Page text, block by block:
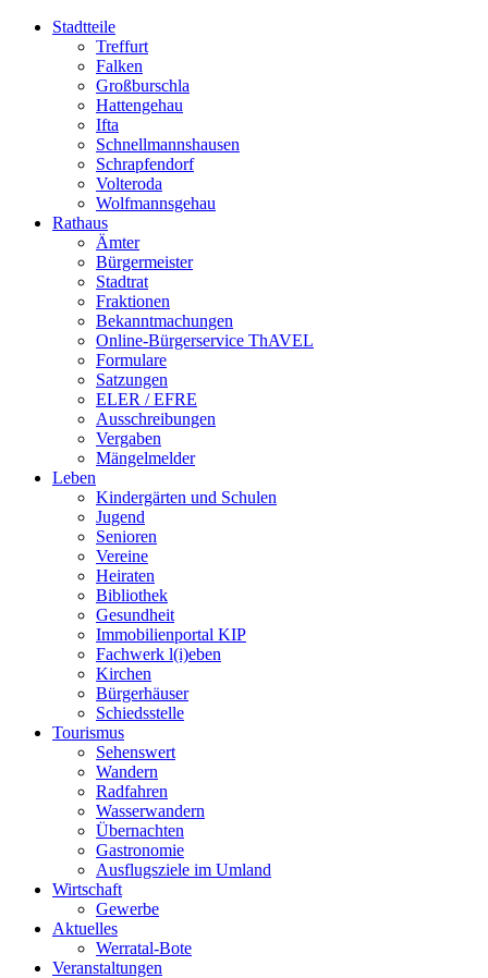
Stadtteile
Treffurt
Falken
Großburschla
Hattengehau
Ifta
Schnellmannshausen
Schrapfendorf
Volteroda
Wolfmannsgehau
Rathaus
Ämter
Bürgermeister
Stadtrat
Fraktionen
Bekanntmachungen
Online-Bürgerservice ThAVEL
Formulare
Satzungen
ELER / EFRE
Ausschreibungen
Vergaben
Mängelmelder
Leben
Kindergärten und Schulen
Jugend
Senioren
Vereine
Heiraten
Bibliothek
Gesundheit
Immobilienportal KIP
Fachwerk l(i)eben
Kirchen
Bürgerhäuser
Schiedsstelle
Tourismus
Sehenswert
Wandern
Radfahren
Wasserwandern
Übernachten
Gastronomie
Ausflugsziele im Umland
Wirtschaft
Gewerbe
Aktuelles
Werratal-Bote
Veranstaltungen